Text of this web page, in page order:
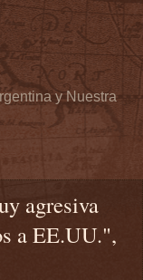
y Nuestra
agresiva
a EE.UU.",